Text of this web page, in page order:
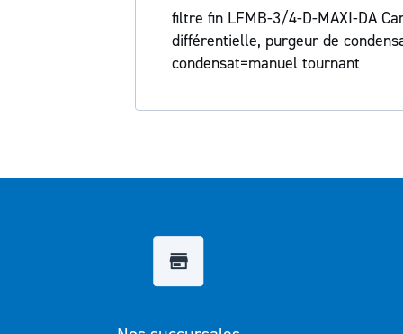
filtre fin LFMB-3/4-D-MAXI-DA
différentielle, purgeur de
condensat=manuel tournant